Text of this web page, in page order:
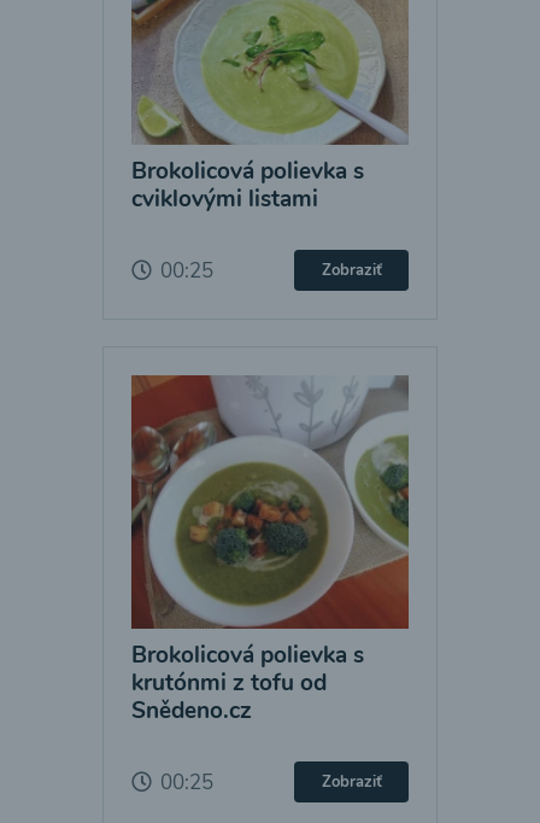
Brokolicová polievka s
cviklovými listami
00:25 Zobraziť
Brokolicová polievka s
krutónmi z tofu od
Snědeno.cz
00:25 Zobraziť